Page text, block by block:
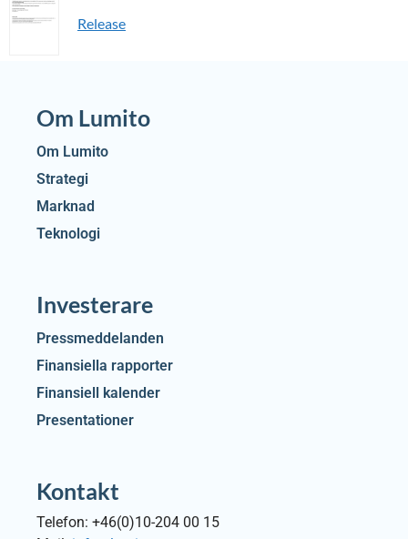
Release
Om Lumito
Om Lumito
Strategi
Marknad
Teknologi
Investerare
Pressmeddelanden
Finansiella rapporter
Finansiell kalender
Presentationer
Kontakt
Telefon: +46(0)10-204 00 15